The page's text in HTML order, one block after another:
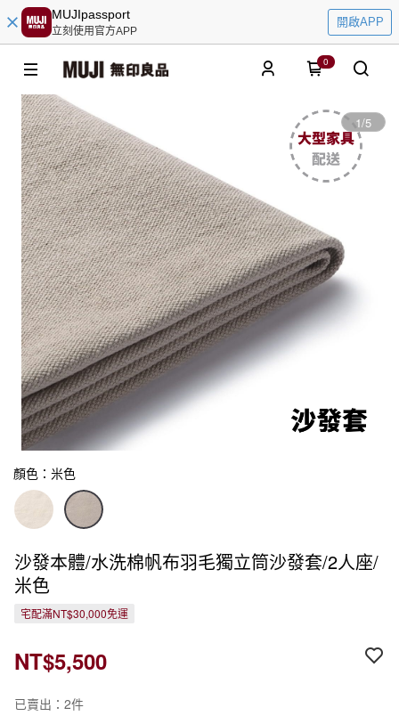
MUJIpassport
立刻使用官方APP
開啟APP
0
1/5
顏色：米色
沙發本體/水洗棉帆布羽毛獨立筒沙發套/2人座/
米色
宅配滿NT$30,000免運
NT$5,500
已賣出：2件